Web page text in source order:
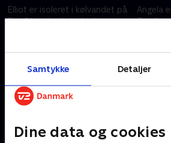
Samtykke Detaljer
Dine data og cookies
Elliot er isoleret i kølvandet på
Five/Nine-hacket, der har
Angela
Tyrell
Andre så også